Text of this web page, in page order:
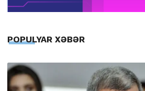
POPULYAR XƏBƏR